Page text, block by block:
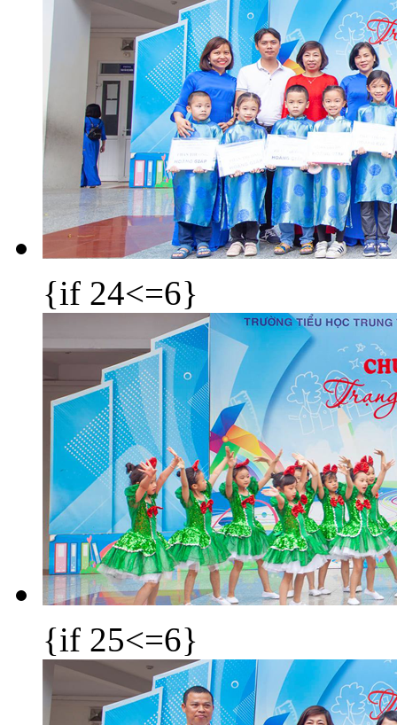
{if 24<=6}
{if 25<=6}